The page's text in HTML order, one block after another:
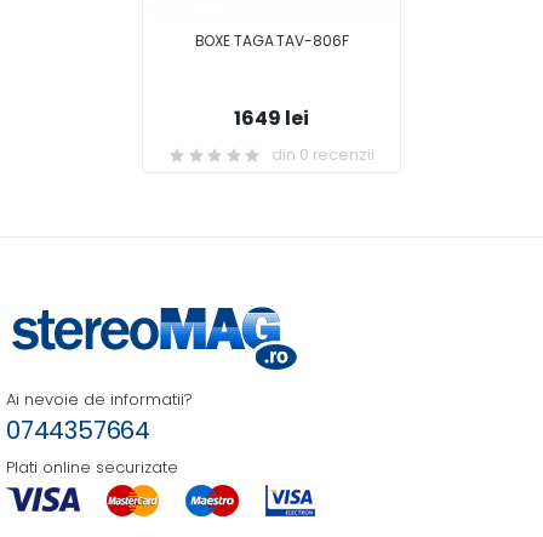
BOXE TAGA TAV-806F
1649 lei
din 0 recenzii
Ai nevoie de informatii?
0744357664
Plati online securizate